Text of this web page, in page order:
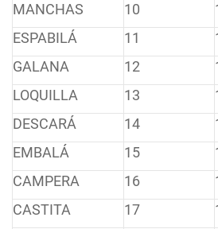
MANCHAS
10
ESPABILÁ
11
GALANA
12
LOQUILLA
13
DESCARÁ
14
EMBALÁ
15
CAMPERA
16
CASTITA
17